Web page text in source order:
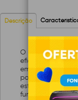
Descrição
O Nobreak
eficiente para
em ambientes
potência de
estabilização e